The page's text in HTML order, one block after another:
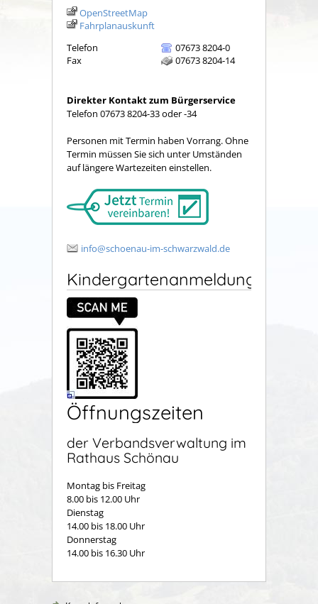
OpenStreetMap
Fahrplanauskunft
Telefon
07673 8204-0
Fax
07673 8204-14
Direkter Kontakt zum Bürgerservice
Telefon 07673 8204-33 oder -34
Personen mit Termin haben Vorrang. Ohne
Termin müssen Sie sich unter Umständen
auf längere Wartezeiten einstellen.
info@schoenau-im-schwarzwald.de
Kindergartenanmeldung
Öffnungszeiten
der Verbandsverwaltung im
Rathaus Schönau
Montag bis Freitag
8.00 bis 12.00 Uhr
Dienstag
14.00 bis 18.00 Uhr
Donnerstag
14.00 bis 16.30 Uhr